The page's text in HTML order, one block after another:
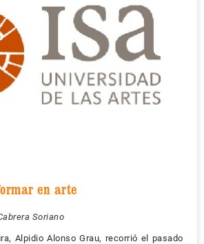
en arte
Soriano
Alpidio Alonso Grau, recorrió el pasado